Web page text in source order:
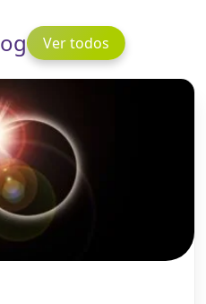
Ver todos